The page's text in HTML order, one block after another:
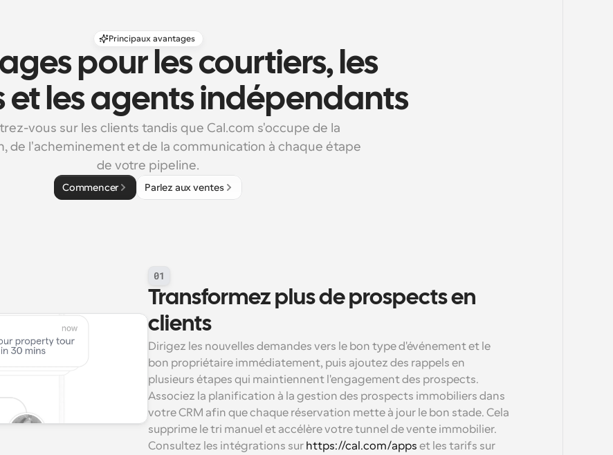
Principaux avantages
pour les courtiers, les
et les agents indépendants
vous sur les clients tandis que Cal.com s'occupe de la
de l'acheminement et de la communication à chaque étape
de votre pipeline.
Commencer Parlez aux ventes
01
Transformez plus de prospects en
clients
Dirigez les nouvelles demandes vers le bon type d'événement et le
bon propriétaire immédiatement, puis ajoutez des rappels en
plusieurs étapes qui maintiennent l'engagement des prospects.
Associez la planification à la gestion des prospects immobiliers dans
votre CRM afin que chaque réservation mette à jour le bon stade. Cela
supprime le tri manuel et accélère votre tunnel de vente immobilier.
Consultez les intégrations sur https://cal.com/apps